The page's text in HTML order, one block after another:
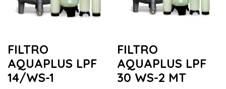
FILTRO
AQUAPLUS LPF
14/WS-1
FILTRO
AQUAPLUS LPF
30 WS-2 MT